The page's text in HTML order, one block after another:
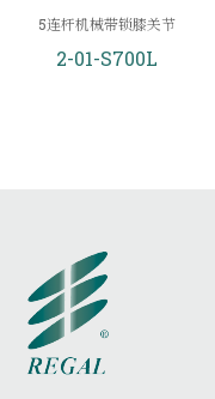
5连杆机械带锁膝关节
2-01-S700L